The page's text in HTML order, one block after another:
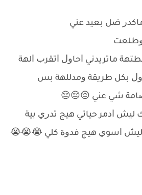
ﺿﻞ ﺑﻌﻴﺪ ﻋﻨﻲ
ﻭﻃﻠﻌﺖ
ﻣﺎﺗﺮﻳﺪﻧﻲ ﺍﺣﺎﻭﻝ ﺍﺗﻘﺮﺏ ﺍﻟﻬﺔ
ﺑﻜﻞ ﻃﺮﻳﻘﺔ ﻭﻣﺪﻟﻠﻬﺔ ﺑﺲ
ﺷﻲ ﻋﻨﻲ 😔😔😔
ﻟﻴﺶ ﺍﺩﻣﺮ ﺣﻴﺎﺗﻲ ﻫﻴﺞ ﺗﺪﺭﻱ ﺑﻴﺔ
ﻟﻴﺶ ﺍﺳﻮﻱ ﻫﻴﺞ ﻓﺪﻭﺓ ﻛﻠﻲ 😭😭😭